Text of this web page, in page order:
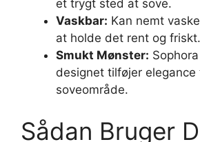
et trygt sted at sove.
Vaskbar: Kan nemt
at holde det rent og friskt.
Smukt Mønster:
designet tilføjer
soveområde.
Sådan Bruger